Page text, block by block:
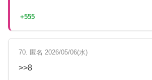
+555
70. 匿名 2026/05/06(水)
>>8